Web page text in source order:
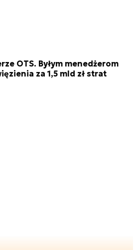
OTS. Byłym menedżerom
za 1,5 mld zł strat